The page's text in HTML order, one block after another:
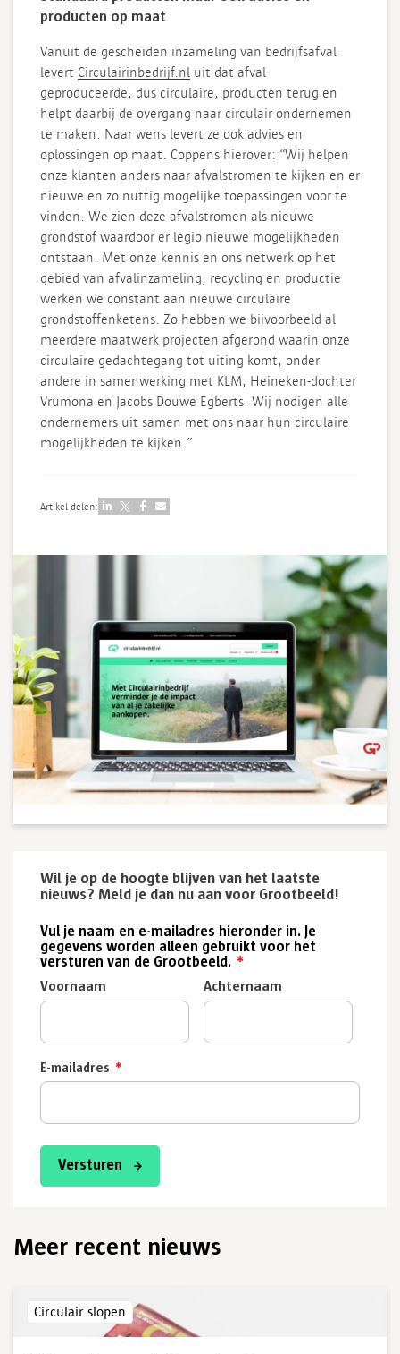
producten op maat
Vanuit de gescheiden inzameling van bedrijfsafval
levert Circulairinbedrijf.nl
uit dat afval
geproduceerde, dus circulaire, producten terug en
helpt daarbij de overgang naar circulair ondernemen
te maken. Naar wens levert ze ook advies en
oplossingen op maat. Coppens hierover: “Wij helpen
onze klanten anders naar afvalstromen te kijken en er
nieuwe en zo nuttig mogelijke toepassingen voor te
vinden. We zien deze afvalstromen als nieuwe
grondstof waardoor er legio nieuwe mogelijkheden
ontstaan. Met onze kennis en ons netwerk op het
gebied van afvalinzameling, recycling en productie
werken we constant aan nieuwe circulaire
grondstoffenketens. Zo hebben we bijvoorbeeld al
meerdere maatwerk projecten afgerond waarin onze
circulaire gedachtegang tot uiting komt, onder
andere in samenwerking met KLM, Heineken-dochter
Vrumona en Jacobs Douwe Egberts. Wij nodigen alle
ondernemers uit samen met ons naar hun circulaire
mogelijkheden te kijken.”
Artikel delen:
Wil je op de hoogte blijven van het laatste
nieuws? Meld je dan nu aan voor Grootbeeld!
Vul je naam en e-mailadres hieronder in. Je
gegevens worden alleen gebruikt voor het
versturen van de Grootbeeld. *
Voornaam Achternaam
E-mailadres *
Versturen
Meer recent nieuws
Circulair slopen